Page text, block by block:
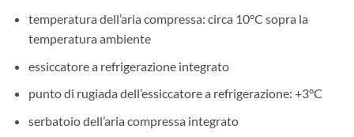
temperatura dell’aria compressa: circa 10°C sopra la
temperatura ambiente
essiccatore a refrigerazione integrato
punto di rugiada dell’essiccatore a refrigerazione: +3°C
serbatoio dell’aria compressa integrato